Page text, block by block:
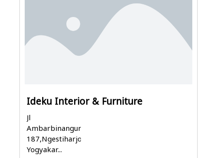
Ideku Interior & Furniture
Jl
Ambarbinangun
187,Ngestiharjo,Kasihan,
Yogyakar...